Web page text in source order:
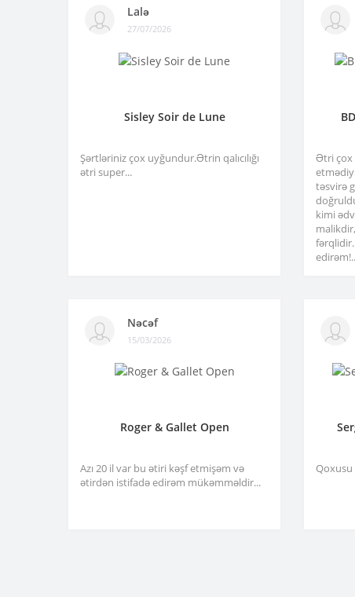
Lalə
27/07/2026
Sisley Soir de Lune
Şərtləriniz çox uyğundur.Ətrin qalıcılığı
ətri super...
Ətri çox
təsvirə
kimi
edirəm!..
Nəcəf
15/03/2026
Roger & Gallet Open
Azı 20 il var bu ətiri kəşf etmişəm və
ətirdən istifadə edirəm mükəmməldir...
Qoxusu